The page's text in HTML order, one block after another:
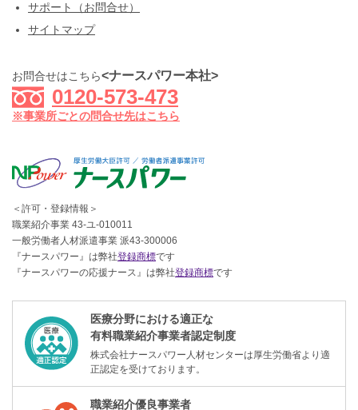
サポート（お問合せ）
サイトマップ
お問合せはこちら<ナースパワー本社>
0120-573-473
※事業所ごとの問合せ先はこちら
＜許可・登録情報＞
職業紹介事業 43-ユ-010011
一般労働者人材派遣事業 派43-300006
『ナースパワー』は弊社登録商標です
『ナースパワーの応援ナース』は弊社登録商標です
医療分野における適正な
有料職業紹介事業者認定制度
株式会社ナースパワー人材センターは厚生労働省より適
正認定を受けております。
職業紹介優良事業者